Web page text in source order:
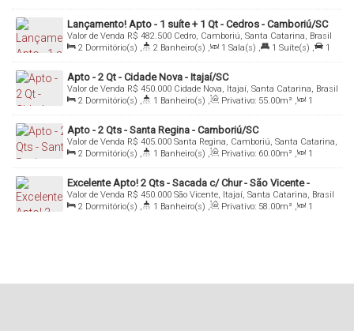
Sala(s) , 1 Vaga(s) , Útil: 34.66m²
Lançamento! Apto - 1 suíte + 1 Qt - Cedros - Camboriú/SC
R$ 482.500
Valor de Venda
Cedro, Camboriú, Santa Catarina, Brasil
2 Dormitório(s) , 2 Banheiro(s) , 1 Sala(s) , 1 Suíte(s) ,
1
Vaga(s) , Útil: 68.18m²
Apto - 2 Qt - Cidade Nova - Itajaí/SC
R$ 450.000
Valor de Venda
Cidade Nova, Itajaí, Santa Catarina, Brasil
2 Dormitório(s) , 1 Banheiro(s) , Privativo: 55.00m² ,
1
Sala(s) , 1 Vaga(s) , Útil: 55.00m²
Apto - 2 Qts - Santa Regina - Camboriú/SC
R$ 405.000
Valor de Venda
Santa Regina, Camboriú, Santa Catarina,
Brasil
2 Dormitório(s) , 1 Banheiro(s) , Privativo: 60.00m² ,
1
Sala(s) , 1 Vaga(s)
Excelente Apto! 2 Qts - Sacada c/ Chur - São Vicente -
Itajaí/SC
R$ 450.000
Valor de Venda
São Vicente, Itajaí, Santa Catarina, Brasil
2 Dormitório(s) , 1 Banheiro(s) , Privativo: 58.00m² ,
1